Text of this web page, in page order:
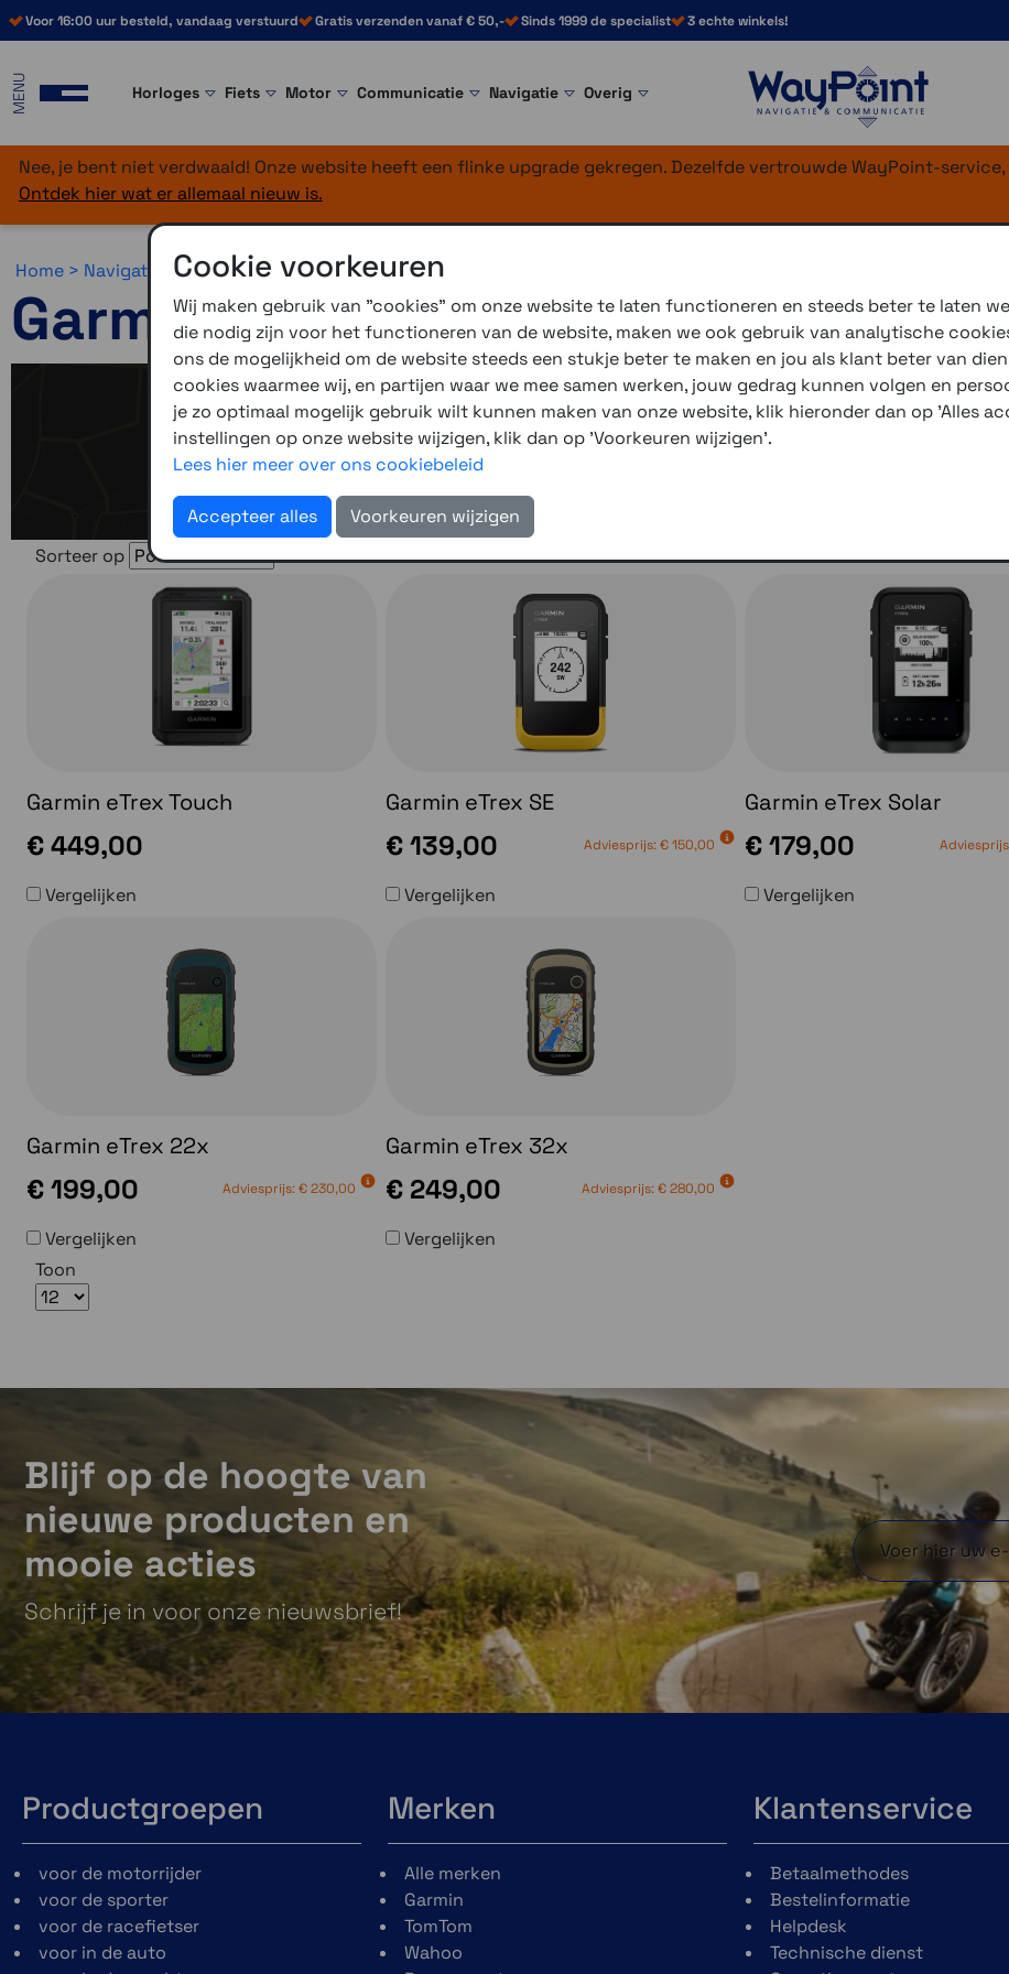
Voor 16:00 uur besteld, vandaag verstuurd Gratis verzenden vanaf € 50,- Sinds 1999 de specialist 3 echte winkels!
MENU Horloges Fiets Motor Communicatie Navigatie Overig
Nee, je bent niet verdwaald! Onze website heeft een flinke upgrade gekregen. Dezelfde vertrouwde WayPoint-service,
Ontdek hier wat er allemaal nieuw is.
Home > Navigatie >Wandelnavigatie >Garmin eTrex
Garmin eTrex
Garmin eTrex modellen staan bekend om hun
eTrex SE,
Garmin eTrex Solar hebben een
gedetailleerde kaarten. De Garmin eTrex Touch (nieuwe
voorgeladen kaarten. De eTrex SE, eTrex Solar en Touch
prima bruikbaar voor allerlei outdoor activiteiten.
Sorteer op
Garmin eTrex Touch
€ 449,00
Vergelijken
Garmin eTrex SE
€ 139,00 Adviesprijs:€ 150,00
Vergelijken
Garmin eTrex Solar
€ 179,00
Vergelijken
Garmin eTrex 22x
€ 199,00 Adviesprijs:€ 230,00
Vergelijken
Garmin eTrex 32x
€ 249,00 Adviesprijs:€ 280,00
Vergelijken
Toon
Blijf op de hoogte van
nieuwe producten en
mooie acties
Schrijf je in voor onze nieuwsbrief!
Productgroepen
voor de motorrijder
voor de sporter
voor de racefietser
voor in de auto
Merken
Alle merken
Garmin
TomTom
Wahoo
Klantenservice
Betaalmethodes
Bestelinformatie
Helpdesk
Technische dienst
Cookie voorkeuren
Wij maken gebruik van "cookies" om onze website te laten functioneren en steeds beter te laten
die nodig zijn voor het functioneren van de website, maken we ook gebruik van analytische
ons de mogelijkheid om de website steeds een stukje beter te maken en jou als klant beter van
cookies waarmee wij, en partijen waar we mee samen werken, jouw gedrag kunnen volgen en
je zo optimaal mogelijk gebruik wilt kunnen maken van onze website, klik hieronder dan op 'Alles
instellingen op onze website wijzigen, klik dan op 'Voorkeuren wijzigen'.
Lees hier meer over ons cookiebeleid
Accepteer alles Voorkeuren wijzigen